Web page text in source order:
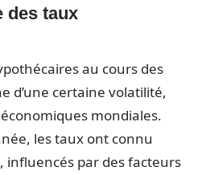
des taux
au cours des
d’une certaine volatilité,
mondiales.
les taux ont connu
influencés par des facteurs